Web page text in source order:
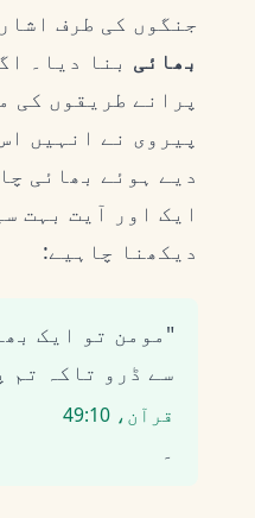
جنگوں کی طرف
بھائی بنا دیا۔
پرانے طریقوں کی
پیروی نے انہیں
دیے ہوئے بھائی
ایک اور آیت بہت
دیکھنا چاہیے:
"مومن تو ایک
سے ڈرو تاکہ تم
قرآن، 49:10
۔